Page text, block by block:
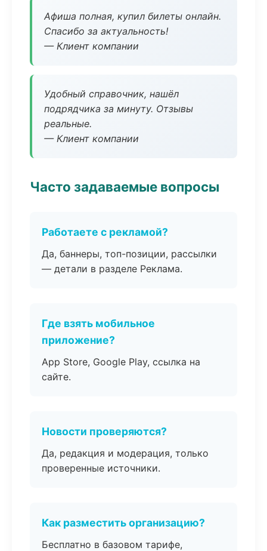
Афиша полная, купил билеты онлайн.
Спасибо за актуальность!
— Клиент компании
Удобный справочник, нашёл
подрядчика за минуту. Отзывы
реальные.
— Клиент компании
Часто задаваемые вопросы
Работаете с рекламой?
Да, баннеры, топ-позиции, рассылки
— детали в разделе Реклама.
Где взять мобильное
приложение?
App Store, Google Play, ссылка на
сайте.
Новости проверяются?
Да, редакция и модерация, только
проверенные источники.
Как разместить организацию?
Бесплатно в базовом тарифе,